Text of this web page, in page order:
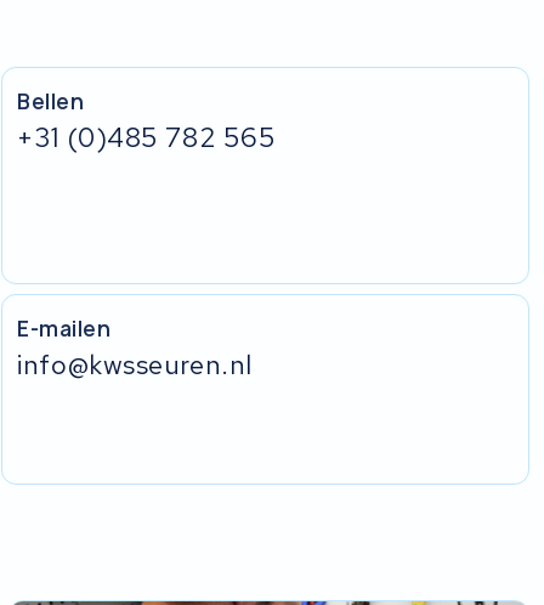
Bellen
+31 (0)485 782 565
E-mailen
info@kwsseuren.nl